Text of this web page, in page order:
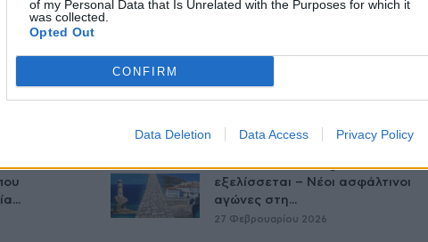
of my Personal Data that Is Unrelated with the Purposes for which it
was collected.
Opted Out
CONFIRM
Data Deletion Data Access Privacy Policy
Δείτε Ακόμη
Το Andros Challenge & Festival
εξελίσσεται – Νέοι ασφάλτινοι
αγώνες στη...
27 Φεβρουαρίου 2026